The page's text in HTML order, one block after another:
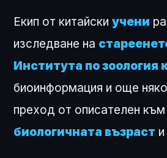
Екип от китайски учени
изследване на
Института по
биоинформация и още
преход от описателен
биологичната възраст